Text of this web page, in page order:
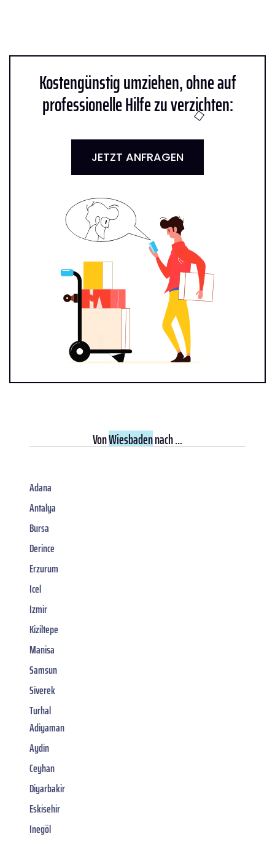
Kostengünstig umziehen, ohne auf
professionelle Hilfe zu verzichten:
JETZT ANFRAGEN
VonWiesbadennach ...
Adana
Antalya
Bursa
Derince
Erzurum
Icel
Izmir
Kiziltepe
Manisa
Samsun
Siverek
Turhal
Adiyaman
Aydin
Ceyhan
Diyarbakir
Eskisehir
Inegöl